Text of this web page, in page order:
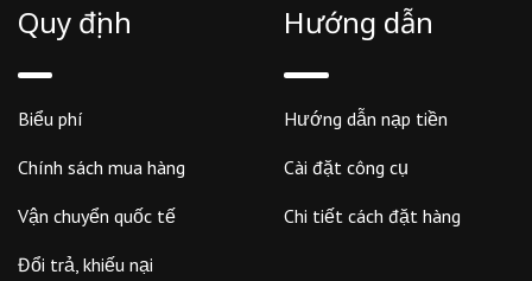
Quy định
Biểu phí
Chính sách mua hàng
Vận chuyển quốc tế
Đổi trả, khiếu nại
Hướng dẫn
Hướng dẫn nạp tiền
Cài đặt công cụ
Chi tiết cách đặt hàng